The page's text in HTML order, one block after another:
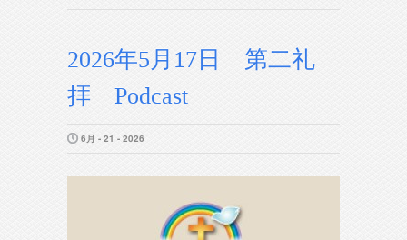
2026年5月17日 第二礼
拝 Podcast
6月 - 21 - 2026